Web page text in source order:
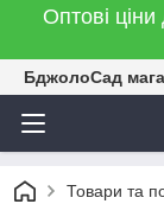
Оптові
БджолоСад
Товари та